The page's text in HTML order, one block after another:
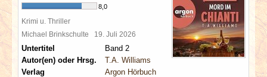
SPECIALS
REDAKTION
LINKS
8,0
Krimi u. Thriller
Michael Brinkschulte 19. Juli 2026
Untertitel
Band 2
Autor(en) oder Hrsg.
T.A. Williams
Verlag
Argon Hörbuch